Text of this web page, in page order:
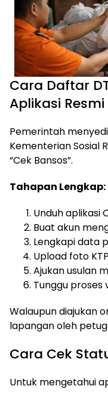
Cara Daftar
Aplikasi Resmi
Pemerintah
Kementerian Sosial
“Cek Bansos”.
Tahapan Lengkap:
Unduh aplikasi
Buat akun
Lengkapi data
Upload foto
Ajukan usulan
Tunggu proses
Walaupun diajukan
lapangan oleh
Cara Cek
Untuk mengetahui